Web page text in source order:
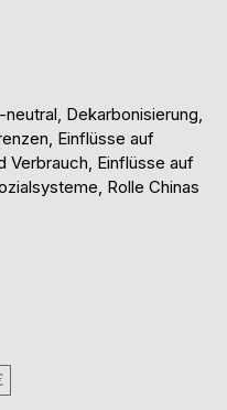
Dekarbonisierung,
Einflüsse auf
Verbrauch, Einflüsse auf
Rolle Chinas